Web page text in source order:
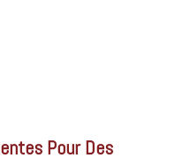
Pour Des